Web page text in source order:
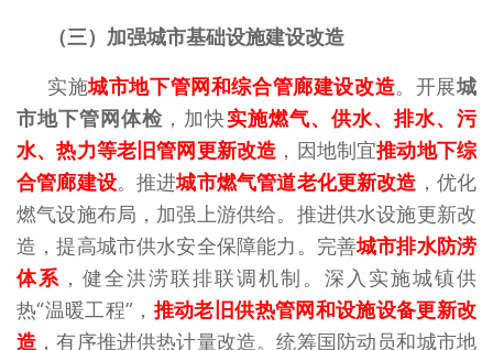
（三）加强城市基础设施建设改造
实施城市地下管网和综合管廊建设改造。开展城
市地下管网体检 ，加快实施燃气、供水、排水、污
水、热力等老旧管网更新改造 ，因地制宜推动地下综
合管廊建设。推进城市燃气管道老化更新改造 ，优化
燃气设施布局，加强上游供给。推进供水设施更新改
造，提高城市供水安全保障能力。完善城市排水防涝
体系 ，健全洪涝联排联调机制。深入实施城镇供
热“温暖工程”， 推动老旧供热管网和设施设备更新改
造 ，有序推进供热计量改造。统筹国防动员和城市地